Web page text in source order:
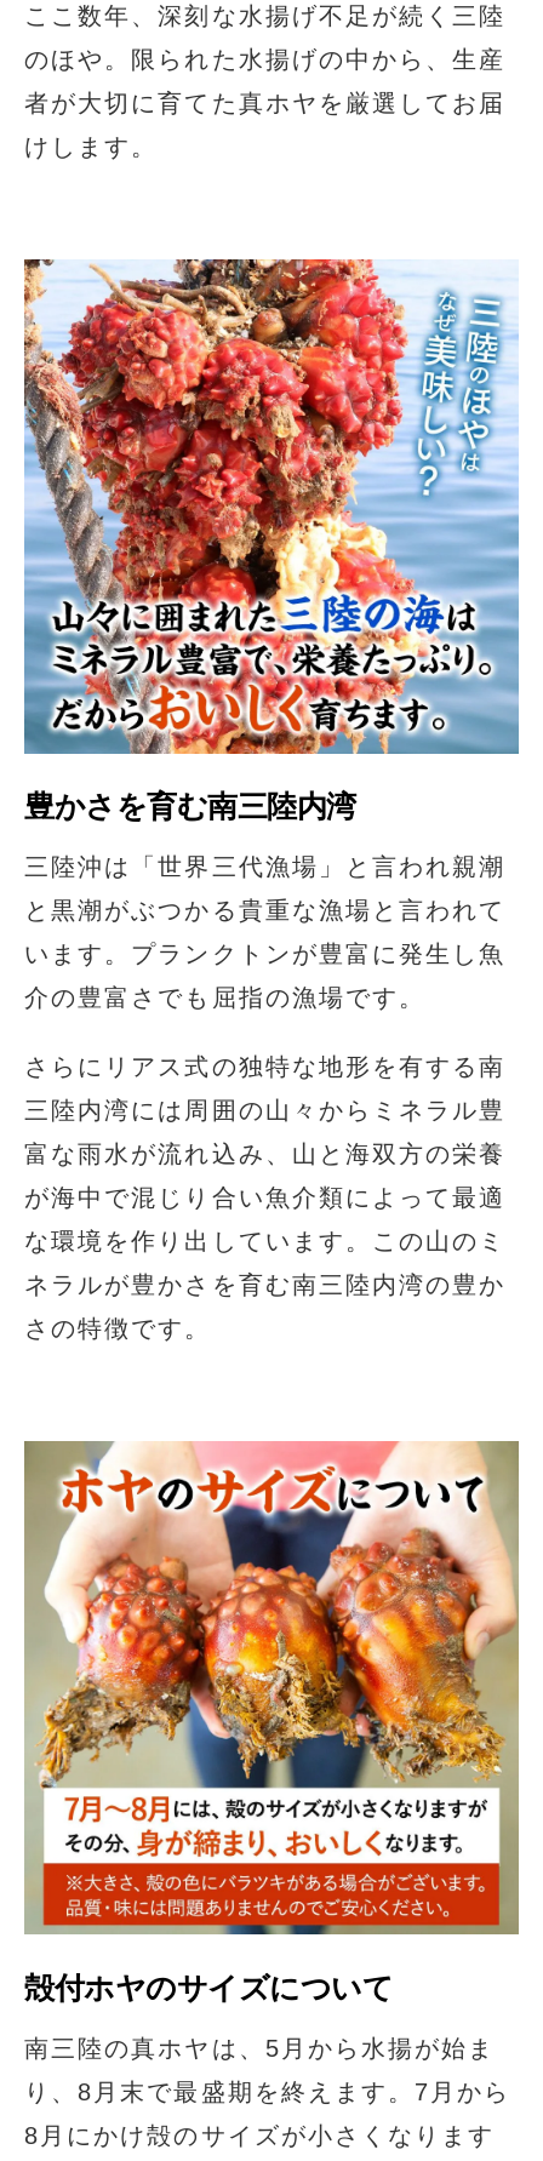
ここ数年、深刻な水揚げ不足が続く三陸
のほや。限られた水揚げの中から、生産
者が大切に育てた真ホヤを厳選してお届
けします。
豊かさを育む南三陸内湾
三陸沖は「世界三代漁場」と言われ親潮
と黒潮がぶつかる貴重な漁場と言われて
います。プランクトンが豊富に発生し魚
介の豊富さでも屈指の漁場です。
さらにリアス式の独特な地形を有する南
三陸内湾には周囲の山々からミネラル豊
富な雨水が流れ込み、山と海双方の栄養
が海中で混じり合い魚介類によって最適
な環境を作り出しています。この山のミ
ネラルが豊かさを育む南三陸内湾の豊か
さの特徴です。
殻付ホヤのサイズについて
南三陸の真ホヤは、5月から水揚が始ま
り、8月末で最盛期を終えます。7月から
8月にかけ殻のサイズが小さくなります